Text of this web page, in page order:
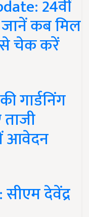
24वीं
कब मिल
चेक करें
गार्डनिंग
आवेदन
देवेंद्र